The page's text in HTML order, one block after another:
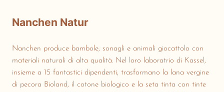
Nanchen Natur
Nanchen produce bambole, sonagli e animali giocattolo con
materiali naturali di alta qualità. Nel loro laboratrio di Kassel,
insieme a 15 fantastici dipendenti, trasformano la lana vergine
di pecora Bioland, il cotone biologico e la seta tinta con tinte